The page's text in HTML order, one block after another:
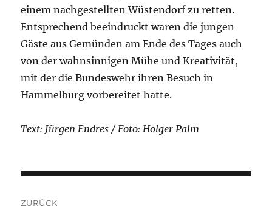
einem nachgestellten Wüstendorf zu retten.
Entsprechend beeindruckt waren die jungen
Gäste aus Gemünden am Ende des Tages auch
von der wahnsinnigen Mühe und Kreativität,
mit der die Bundeswehr ihren Besuch in
Hammelburg vorbereitet hatte.
Text: Jürgen Endres / Foto: Holger Palm
ZURÜCK